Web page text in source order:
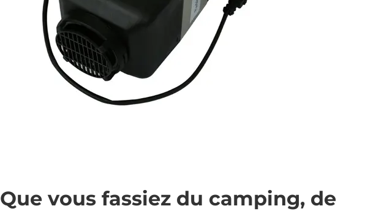
Que vous fassiez du camping, de